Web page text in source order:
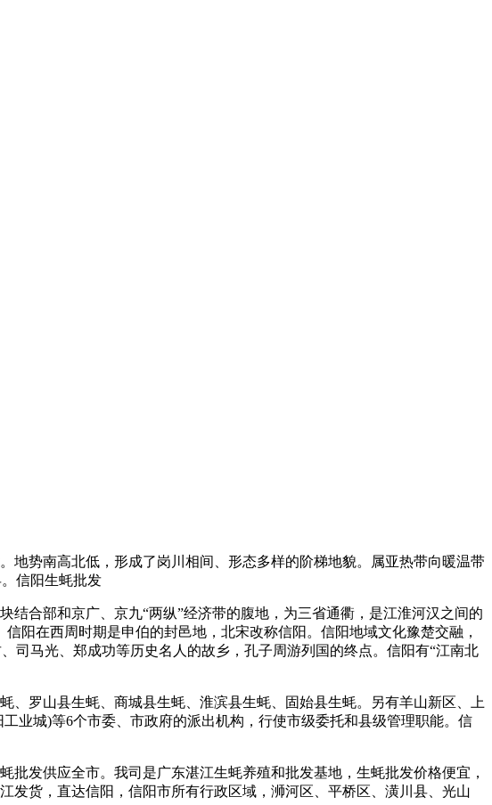
势南高北低，形成了岗川相间、形态多样的阶梯地貌。属亚热带向暖温带
信阳生蚝批发
合部和京广、京九“两纵”经济带的腹地，为三省通衢，是江淮河汉之间的
阳在西周时期是申伯的封邑地，北宋改称信阳。信阳地域文化豫楚交融，
司马光、郑成功等历史名人的故乡，孔子周游列国的终点。信阳有“江南北
罗山县生蚝、商城县生蚝、淮滨县生蚝、固始县生蚝。另有羊山新区、上
业城)等6个市委、市政府的派出机构，行使市级委托和县级管理职能。信
发供应全市。我司是广东湛江生蚝养殖和批发基地，生蚝批发价格便宜，
发货，直达信阳，信阳市所有行政区域，浉河区、平桥区、潢川县、光山